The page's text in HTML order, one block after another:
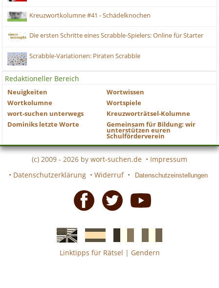
Kreuzwortkolumne #41 - Schädelknochen
Die ersten Schritte eines Scrabble-Spielers: Online für Starter
Scrabble-Variationen: Piraten Scrabble
Redaktioneller Bereich
Neuigkeiten
Wortwissen
Wortkolumne
Wortspiele
wort-suchen unterwegs
Kreuzworträtsel-Kolumne
Dominiks letzte Worte
Gemeinsam für Bildung: wir
unterstützen euren
Schulförderverein
(c) 2009 - 2026 by wort-suchen.de • Impressum
• Datenschutzerklärung • Widerruf • Datenschutzeinstellungen
EnglischeSpanischefranzösicheitalienische
Linktipps für Rätsel | Gendern